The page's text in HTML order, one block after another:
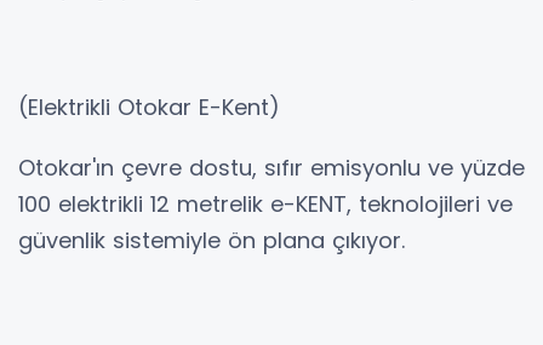
(Elektrikli Otokar E-Kent)
Otokar'ın çevre dostu, sıfır emisyonlu ve yüzde
100 elektrikli 12 metrelik e-KENT, teknolojileri ve
güvenlik sistemiyle ön plana çıkıyor.